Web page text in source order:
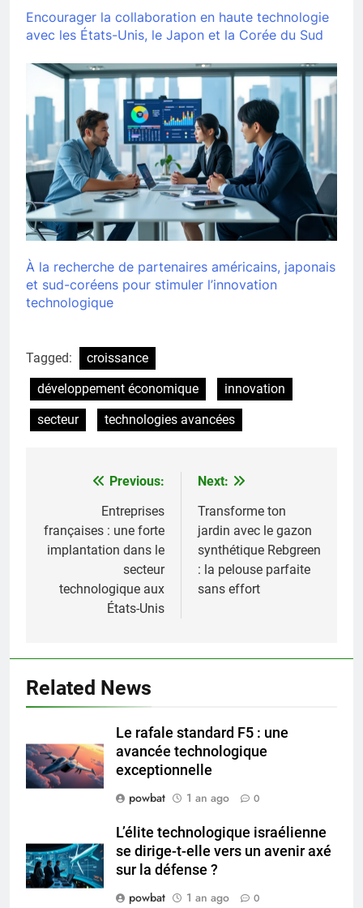
Encourager la collaboration en haute technologie
avec les États-Unis, le Japon et la Corée du Sud
À la recherche de partenaires américains, japonais
et sud-coréens pour stimuler l’innovation
technologique
Tagged:
croissance
développement économique
innovation
secteur
technologies avancées
Navigation
l’article
Previous:
Entreprises
françaises : une forte
implantation dans le
secteur
technologique aux
États-Unis
Next:
Transforme ton
jardin avec le gazon
synthétique Rebgreen
: la pelouse parfaite
sans effort
Related News
Le rafale standard F5 : une
avancée technologique
exceptionnelle
powbat
1 an ago 0
L’élite technologique israélienne
se dirige-t-elle vers un avenir axé
sur la défense ?
powbat
1 an ago 0